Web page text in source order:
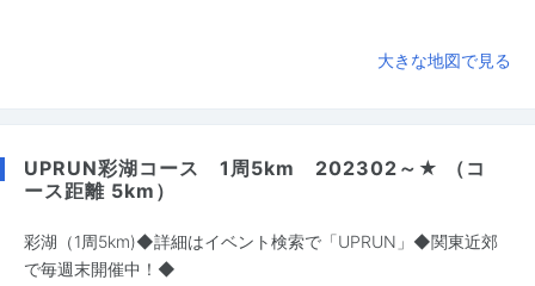
大きな地図で見る
UPRUN彩湖コース 1周5km 202302～★ （コ
ース距離 5km）
彩湖（1周5km)◆詳細はイベント検索で「UPRUN」◆関東近郊
で毎週末開催中！◆